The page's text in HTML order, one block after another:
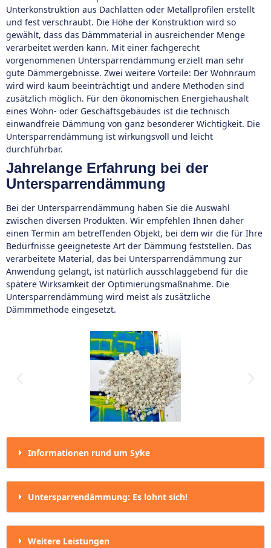
Unterkonstruktion aus Dachlatten oder Metallprofilen erstellt
und fest verschraubt. Die Höhe der Konstruktion wird so
gewählt, dass das Dämmmaterial in ausreichender Menge
verarbeitet werden kann. Mit einer fachgerecht
vorgenommenen Untersparrendämmung erzielt man sehr
gute Dämmergebnisse. Zwei weitere Vorteile: Der Wohnraum
wird wird kaum beeinträchtigt und andere Methoden sind
zusätzlich möglich. Für den ökonomischen Energiehaushalt
eines Wohn- oder Geschäftsgebäudes ist die technisch
einwandfreie Dämmung von ganz besonderer Wichtigkeit. Die
Untersparrendämmung ist wirkungsvoll und leicht
durchführbar.
Jahrelange Erfahrung bei der
Untersparrendämmung
Bei der Untersparrendämmung haben Sie die Auswahl
zwischen diversen Produkten. Wir empfehlen Ihnen daher
einen Termin am betreffenden Objekt, bei dem wir die für Ihre
Bedürfnisse geeigneteste Art der Dämmung feststellen. Das
verarbeitete Material, das bei Untersparrendämmung zur
Anwendung gelangt, ist natürlich ausschlaggebend für die
spätere Wirksamkeit der Optimierungsmaßnahme. Die
Untersparrendämmung wird meist als zusätzliche
Dämmmethode eingesetzt.
Informationen rund um Syke
Untersparrendämmung: Es lohnt sich!
Weitere Leistungen